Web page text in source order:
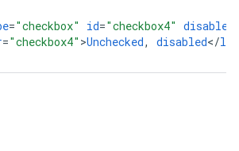
="checkbox" id="checkbox4" disabled
="checkbox4" >Unchecked, disabled</